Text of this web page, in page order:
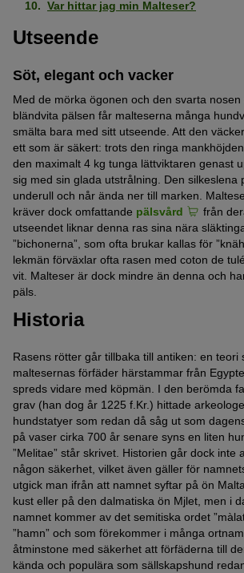
Var hittar jag min Malteser?
Utseende
Söt, elegant och vacker
Med de mörka ögonen och den svarta
bländvita pälsen får malteserna många
smälta bara med sitt utseende. Att den
ett som är säkert: trots den ringa
den maximalt 4 kg tunga lättviktaren genast
sig med sin glada utstrålning. Den silkeslena
underull och når ända ner till marken.
kräver dock omfattande pälsvård
från
utseendet liknar denna ras sina nära
”bichonerna”, som ofta brukar kallas för
lekmän förväxlar ofta rasen med coton de
vit. Malteser är dock mindre än denna och
päls.
Historia
Rasens rötter går tillbaka till antiken: en teori
maltesernas förfäder härstammar från
spreds vidare med köpmän. I den berömda
grav (han dog år 1225 f.Kr.) hittade
hundstatyer som redan då såg ut som
på vaser cirka 700 år senare syns en liten
”Melitae” står skrivet. Historien går dock inte
någon säkerhet, vilket även gäller för
utgick man ifrån att namnet syftar på ön
kust eller på den dalmatiska ön Mjlet, men i
namnet kommer av det semitiska ordet
”hamn” och som förekommer i många
åtminstone med säkerhet att förfäderna till
kända och populära som sällskapshund